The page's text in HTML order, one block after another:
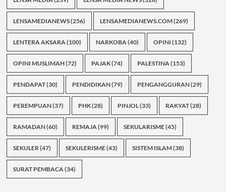
LENSAMEDIANEWS(256) LENSAMEDIANEWS.COM(269)
LENTERA AKSARA(100) NARKOBA(40) OPINI (132)
OPINI MUSLIMAH(72) PAJAK(74) PALESTINA(153)
PENDAPAT(30) PENDIDIKAN(79) PENGANGGURAN(29)
PEREMPUAN(37) PHK(28) PINJOL(33) RAKYAT(28)
RAMADAN(60) REMAJA(99) SEKULARISME(45)
SEKULER(47) SEKULERISME(43) SISTEM ISLAM(38)
SURAT PEMBACA(34)